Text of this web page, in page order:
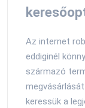
Az internet
eddiginél
származó
keressük a